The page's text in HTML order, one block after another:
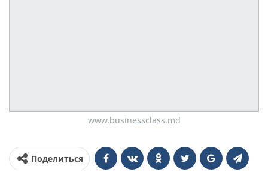
www.businessclass.md
Поделиться